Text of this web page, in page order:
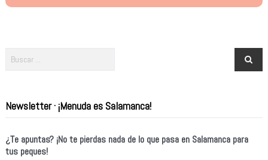
Newsletter · ¡Menuda es Salamanca!
¿Te apuntas? ¡No te pierdas nada de lo que pasa en Salamanca para
tus peques!